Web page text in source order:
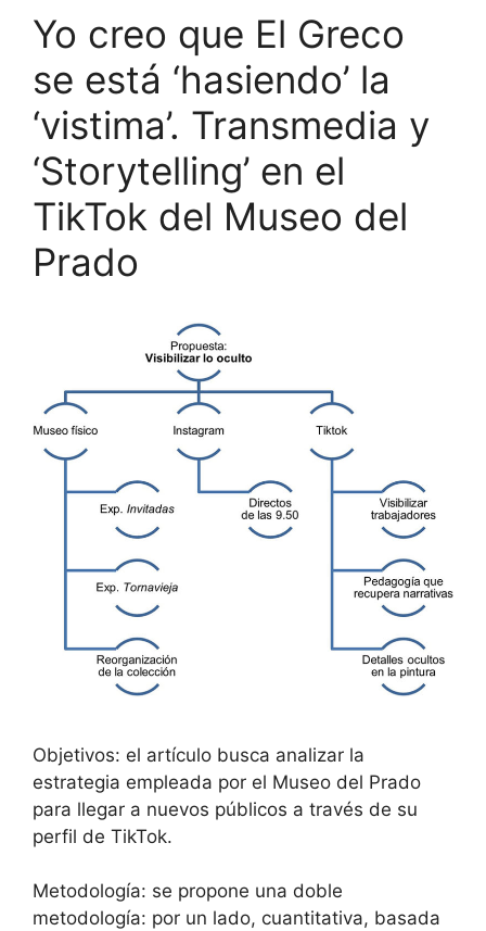
b
o
o
k
k
y
dI
n
ar
tir
Yo creo que El Greco
se está ‘hasiendo’ la
‘vistima’. Transmedia y
‘Storytelling’ en el
TikTok del Museo del
Prado
Objetivos: el artículo busca analizar la
estrategia empleada por el Museo del Prado
para llegar a nuevos públicos a través de su
perfil de TikTok.
Metodología: se propone una doble
metodología: por un lado, cuantitativa, basada